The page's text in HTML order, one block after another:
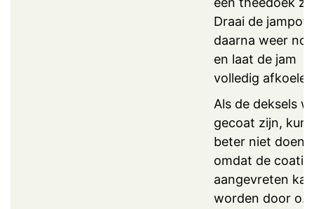
Draai de
daarna weer
en laat de jam
volledig
Als de deksels
gecoat zijn, kun
beter niet doen,
omdat de
aangevreten kan
worden door